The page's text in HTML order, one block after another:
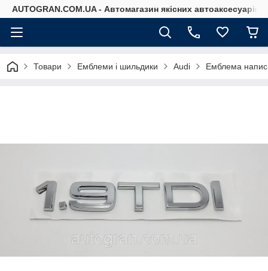
AUTOGRAN.COM.UA - Автомагазин якісних автоаксесуарів
Товари Емблеми і шильдики Audi Емблема